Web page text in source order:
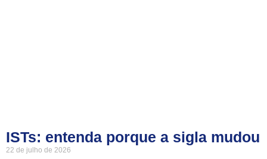
ISTs: entenda porque a sigla mudou
22 de julho de 2026